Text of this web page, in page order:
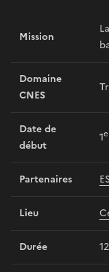
Mission
Domaine
CNES
Date de
début
1
Partenaires
Lieu
Durée